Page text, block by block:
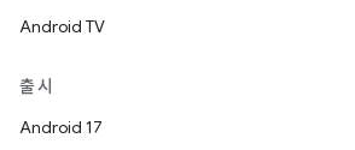
Android TV
출시
Android 17